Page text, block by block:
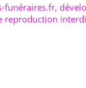
funéraires.fr,
reproduction